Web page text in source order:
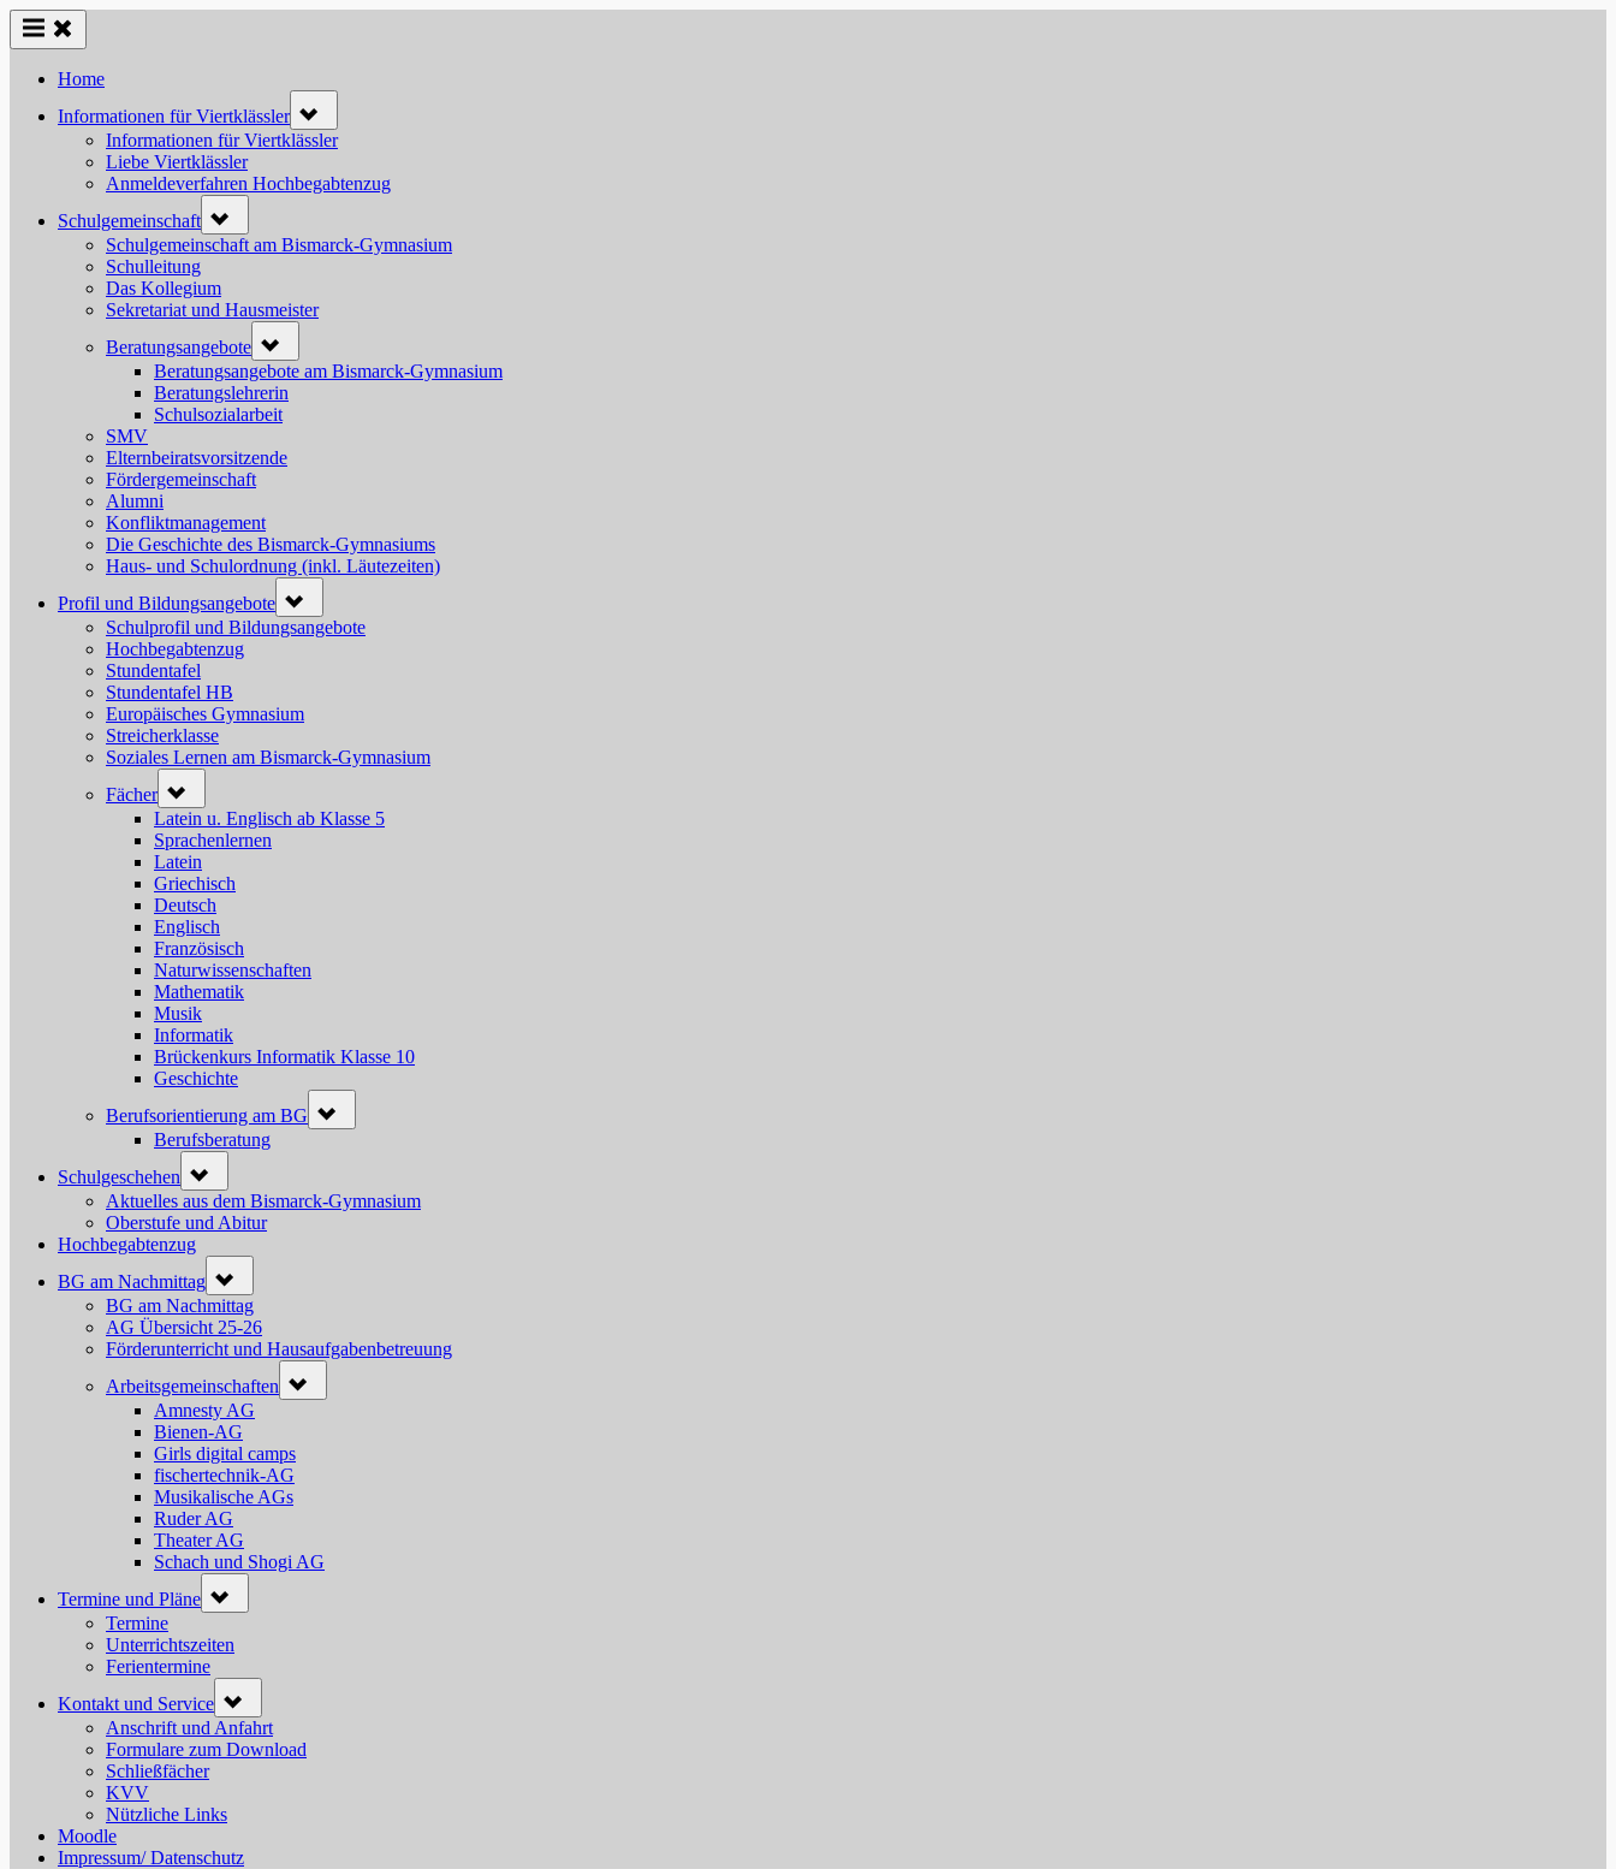
Skip
Home
Informationen für Viertklässler sub-
menu
Informationen für Viertklässler
Liebe Viertklässler
Anmeldeverfahren Hochbegabtenzug
Schulgemeinschaft sub-
menu
Schulgemeinschaft am Bismarck-Gymnasium
Schulleitung
Das Kollegium
Sekretariat und Hausmeister
Beratungsangebote sub-
menu
Beratungsangebote am Bismarck-Gymnasium
Beratungslehrerin
Schulsozialarbeit
SMV
Elternbeiratsvorsitzende
Fördergemeinschaft
Alumni
Konfliktmanagement
Die Geschichte des Bismarck-Gymnasiums
Haus- und Schulordnung (inkl. Läutezeiten)
Profil und Bildungsangebote sub-
menu
Schulprofil und Bildungsangebote
Hochbegabtenzug
Stundentafel
Stundentafel HB
Europäisches Gymnasium
Streicherklasse
Soziales Lernen am Bismarck-Gymnasium
Fächer sub-
menu
Latein u. Englisch ab Klasse 5
Sprachenlernen
Latein
Griechisch
Deutsch
Englisch
Französisch
Naturwissenschaften
Mathematik
Musik
Informatik
Brückenkurs Informatik Klasse 10
Geschichte
Berufsorientierung am BG
sub-
Berufsberatung
Schulgeschehen
sub-
menu
Aktuelles aus dem Bismarck-Gymnasium
Oberstufe und Abitur
Hochbegabtenzug
BG am Nachmittag sub-
menu
BG am Nachmittag
AG Übersicht 25-26
Förderunterricht und Hausaufgabenbetreuung
Arbeitsgemeinschaften
sub-
Amnesty AG
Bienen-AG
Girls digital camps
fischertechnik-AG
Musikalische AGs
Ruder AG
Theater AG
Schach und Shogi AG
Termine und Pläne sub-
Termine
Unterrichtszeiten
Ferientermine
Kontakt und Service sub-
menu
Anschrift und Anfahrt
Formulare zum Download
Schließfächer
KVV
Nützliche Links
Moodle
Impressum/ Datenschutz